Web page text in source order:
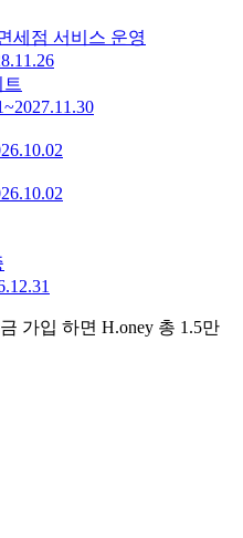
세점 서비스 운영
가입 하면 H.oney 총 1.5만